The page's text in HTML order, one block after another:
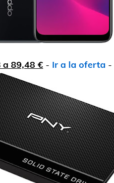
a 89,48 € - Ir a la oferta -